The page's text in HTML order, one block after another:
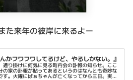
た来年の彼岸に来るよー
んかフワフワしてるけど、やるしかない。』
通り掛けに何気に見る町内会の訃報の知らせ。ここ
の家の訃報が貼ってあるというのはなんとも奇妙な
す。火曜にばぁちゃんが亡くなってから三日。実感